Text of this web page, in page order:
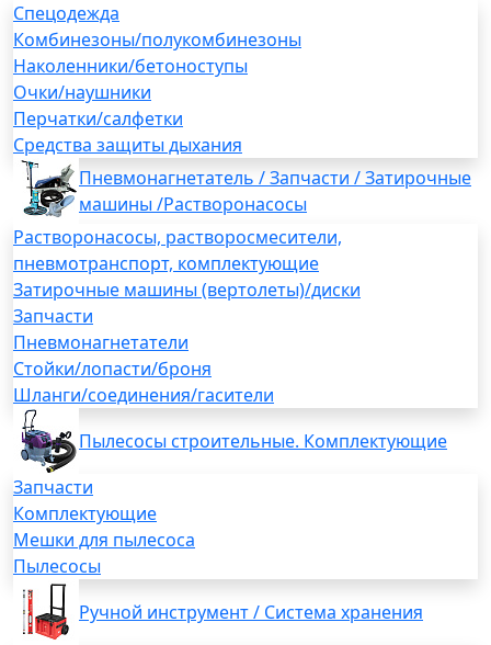
Спецодежда
Комбинезоны/полукомбинезоны
Наколенники/бетоноступы
Очки/наушники
Перчатки/салфетки
Средства защиты дыхания
Пневмонагнетатель / Запчасти / Затирочные
машины /Растворонасосы
Растворонасосы, растворосмесители,
пневмотранспорт, комплектующие
Затирочные машины (вертолеты)/диски
Запчасти
Пневмонагнетатели
Стойки/лопасти/броня
Шланги/соединения/гасители
Пылесосы строительные. Комплектующие
Запчасти
Комплектующие
Мешки для пылесоса
Пылесосы
Ручной инструмент / Система хранения